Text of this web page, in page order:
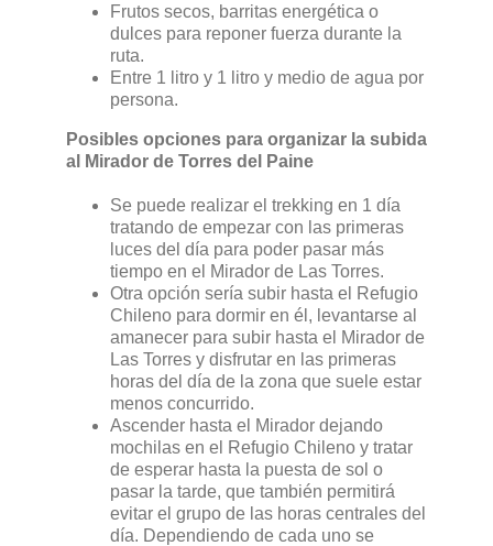
Frutos secos, barritas energética o
dulces para reponer fuerza durante la
ruta.
Entre 1 litro y 1 litro y medio de agua por
persona.
Posibles opciones para organizar la subida
al Mirador de Torres del Paine
Se puede realizar el trekking en 1 día
tratando de empezar con las primeras
luces del día para poder pasar más
tiempo en el Mirador de Las Torres.
Otra opción sería subir hasta el Refugio
Chileno para dormir en él, levantarse al
amanecer para subir hasta el Mirador de
Las Torres y disfrutar en las primeras
horas del día de la zona que suele estar
menos concurrido.
Ascender hasta el Mirador dejando
mochilas en el Refugio Chileno y tratar
de esperar hasta la puesta de sol o
pasar la tarde, que también permitirá
evitar el grupo de las horas centrales del
día. Dependiendo de cada uno se